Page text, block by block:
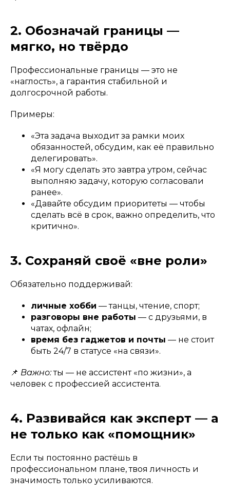
2. Обозначай границы —
мягко, но твёрдо
Профессиональные границы — это не
«наглость», а гарантия стабильной и
долгосрочной работы.
Примеры:
«Эта задача выходит за рамки моих
обязанностей, обсудим, как её правильно
делегировать».
«Я могу сделать это завтра утром, сейчас
выполняю задачу, которую согласовали
ранее».
«Давайте обсудим приоритеты — чтобы
сделать всё в срок, важно определить, что
критично».
3. Сохраняй своё «вне роли»
Обязательно поддерживай:
личные хобби — танцы, чтение, спорт;
разговоры вне работы — с друзьями, в
чатах, офлайн;
время без гаджетов и почты — не стоит
быть 24/7 в статусе «на связи».
📌 Важно:ты — не ассистент «по жизни», а
человек с профессией ассистента.
4. Развивайся как эксперт — а
не только как «помощник»
Если ты постоянно растёшь в
профессиональном плане, твоя личность и
значимость только усиливаются.